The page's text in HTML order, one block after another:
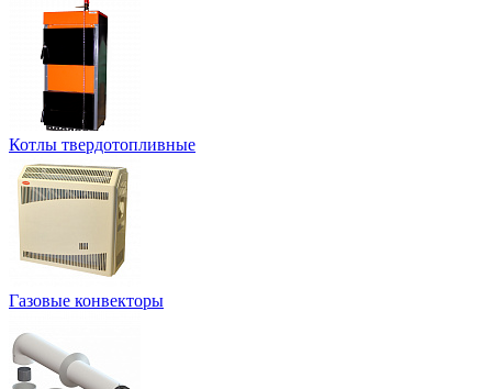
Котлы твердотопливные
Газовые конвекторы